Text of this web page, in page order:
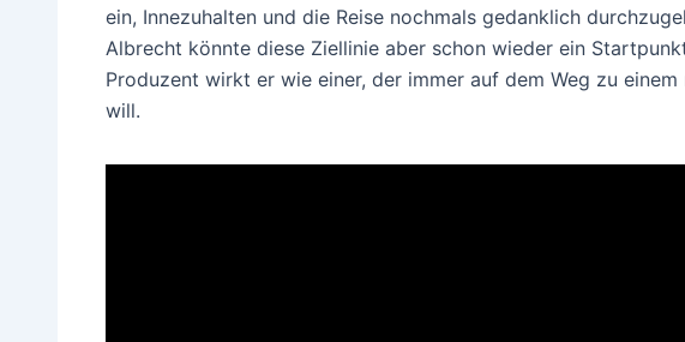
ein, Innezuhalten und die Reise nochmals gedanklich
Albrecht könnte diese Ziellinie aber schon wieder ein
Produzent wirkt er wie einer, der immer auf dem Weg zu
will.